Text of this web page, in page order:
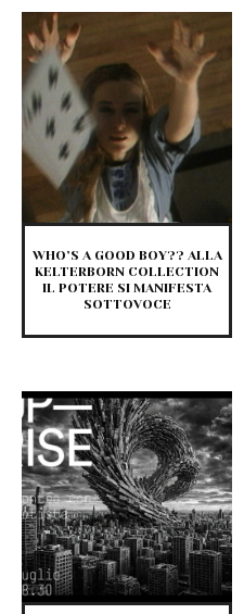
WHO’S A GOOD BOY?? ALLA
KELTERBORN COLLECTION
IL POTERE SI MANIFESTA
SOTTOVOCE